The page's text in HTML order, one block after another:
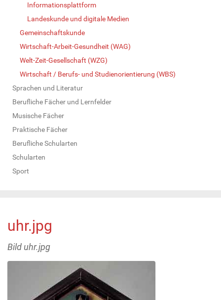
Informationsplattform
Landeskunde und digitale Medien
Gemeinschaftskunde
Wirtschaft-Arbeit-Gesundheit (WAG)
Welt-Zeit-Gesellschaft (WZG)
Wirtschaft / Berufs- und Studienorientierung (WBS)
Sprachen und Literatur
Berufliche Fächer und Lernfelder
Musische Fächer
Praktische Fächer
Berufliche Schularten
Schularten
Sport
uhr.jpg
Bild uhr.jpg